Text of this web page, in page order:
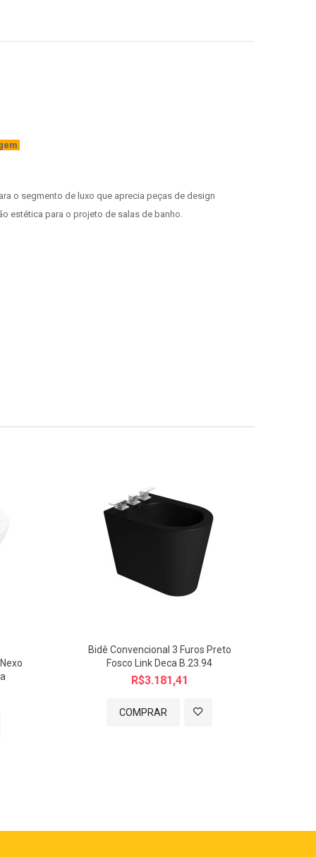
o segmento de luxo que aprecia peças de design
estética para o projeto de salas de banho.
Bidê Convencional 3 Furos Preto
Fosco Link Deca B.23.94
R$3.181,41
COMPRAR